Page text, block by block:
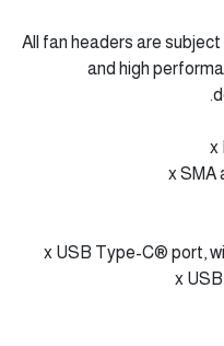
All fan headers are
and high